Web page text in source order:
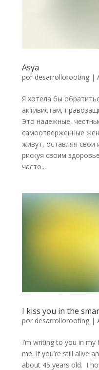
Asya
por desarrollorooting|
Я хотела бы
активистам,
Это надежные,
самоотверженные
живут, оставляя свои
рискуя своим
часто...
I kiss you in the
por desarrollorooting|
I’m writing to you in my
me. If you’re still alive
about 45 years old. I